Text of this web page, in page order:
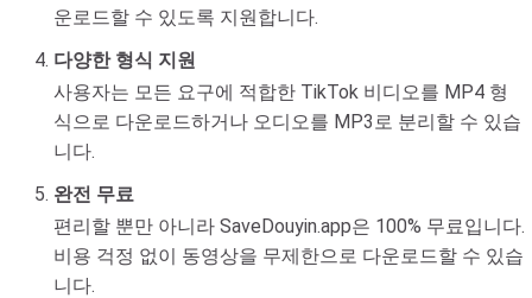
운로드할 수 있도록 지원합니다.
다양한 형식 지원
사용자는 모든 요구에 적합한 TikTok 비디오를 MP4 형
식으로 다운로드하거나 오디오를 MP3로 분리할 수 있습
니다.
완전 무료
편리할 뿐만 아니라 SaveDouyin.app은 100% 무료입니다.
비용 걱정 없이 동영상을 무제한으로 다운로드할 수 있습
니다.